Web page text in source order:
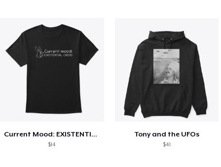
Current Mood: EXISTENTIAL CRISIS
$14
Tony and the UFOs
$41